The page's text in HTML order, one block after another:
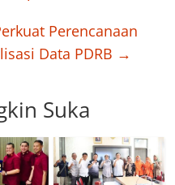
Perencanaan
Data PDRB →
Suka